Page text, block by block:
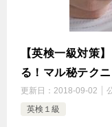
【英検一級対策
る！マル秘テク
更新日： 2018-09-02
英検１級